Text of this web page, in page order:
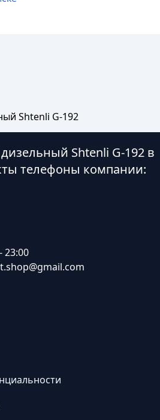
Shtenli G-192
Shtenli G-192 в
телефоны компании:
23:00